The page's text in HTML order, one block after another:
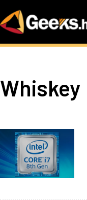
Whiskey